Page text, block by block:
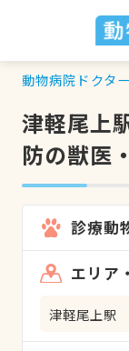
動物病院ドクタ
津軽尾上
防の獣医
診療動
エリア
津軽尾上駅